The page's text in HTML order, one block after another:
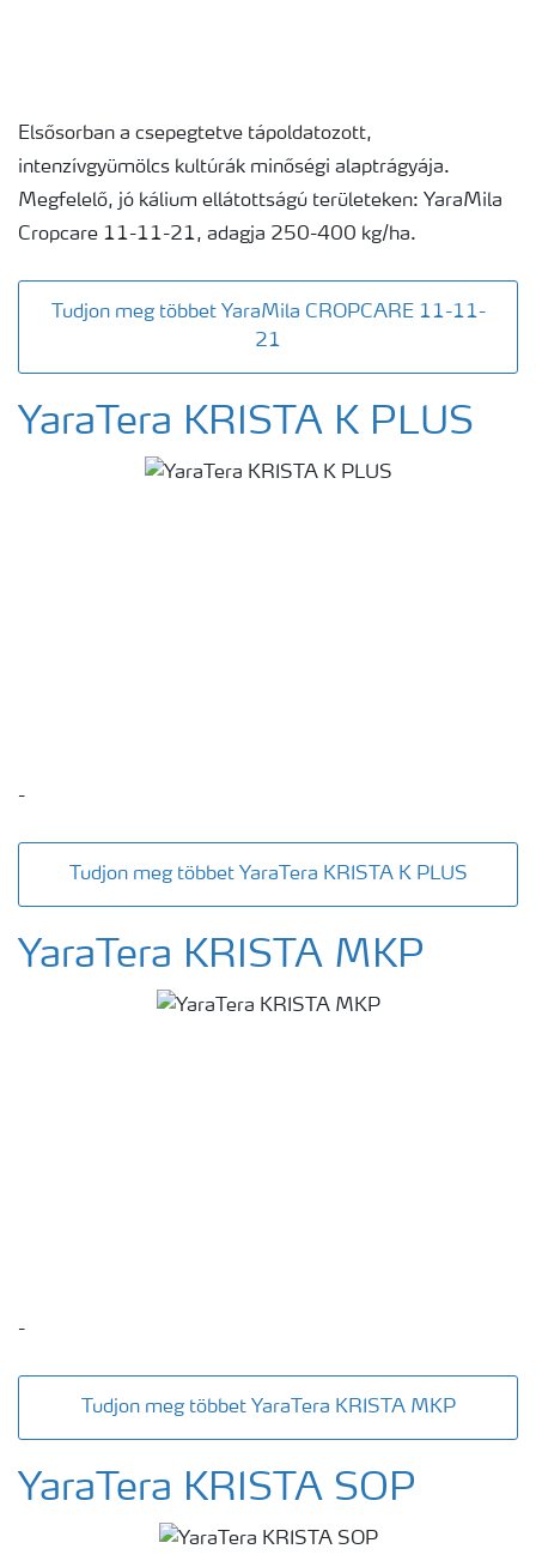
Elsősorban a csepegtetve tápoldatozott,
intenzívgyümölcs kultúrák minőségi alaptrágyája.
Megfelelő, jó kálium ellátottságú területeken: YaraMila
Cropcare 11-11-21, adagja 250-400 kg/ha.
Tudjon meg többet YaraMila CROPCARE 11-11-
21
YaraTera KRISTA K PLUS
-
Tudjon meg többet YaraTera KRISTA K PLUS
YaraTera KRISTA MKP
-
Tudjon meg többet YaraTera KRISTA MKP
YaraTera KRISTA SOP